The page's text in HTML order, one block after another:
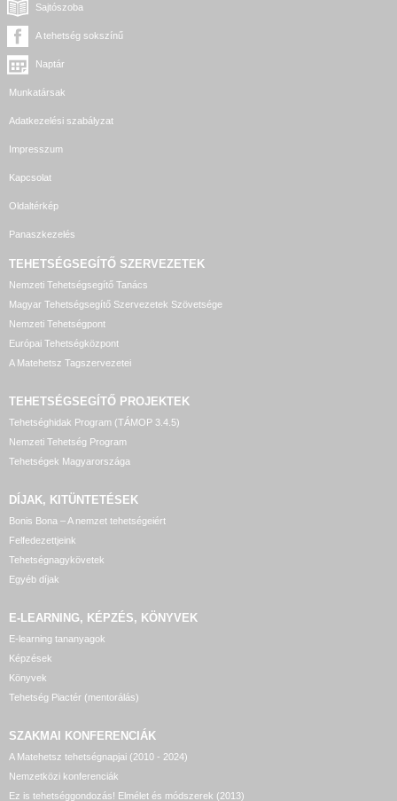
Sajtószoba
A tehetség sokszínű
Naptár
Munkatársak
Adatkezelési szabályzat
Impresszum
Kapcsolat
Oldaltérkép
Panaszkezelés
TEHETSÉGSEGÍTŐ SZERVEZETEK
Nemzeti Tehetségsegítő Tanács
Magyar Tehetségsegítő Szervezetek Szövetsége
Nemzeti Tehetségpont
Európai Tehetségközpont
A Matehetsz Tagszervezetei
TEHETSÉGSEGÍTŐ PROJEKTEK
Tehetséghidak Program (TÁMOP 3.4.5)
Nemzeti Tehetség Program
Tehetségek Magyarországa
DÍJAK, KITÜNTETÉSEK
Bonis Bona – A nemzet tehetségeiért
Felfedezettjeink
Tehetségnagykövetek
Egyéb díjak
E-LEARNING, KÉPZÉS, KÖNYVEK
E-learning tananyagok
Képzések
Könyvek
Tehetség Piactér (mentorálás)
SZAKMAI KONFERENCIÁK
A Matehetsz tehetségnapjai (2010 - 2024)
Nemzetközi konferenciák
Ez is tehetséggondozás! Elmélet és módszerek (2013)